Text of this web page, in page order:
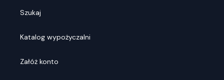
Szukaj
Katalog wypożyczalni
Załóż konto